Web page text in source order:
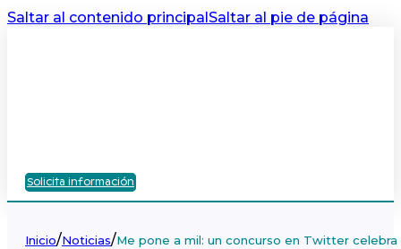
Saltar al contenido principalSaltar al pie de página
Solicita información
Inicio/Noticias/Me pone a mil: un concurso en Twitter